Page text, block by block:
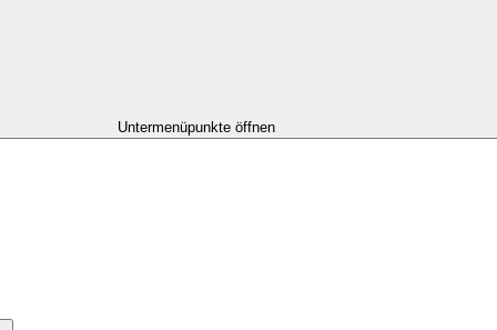
Untermenüpunkte öffnen